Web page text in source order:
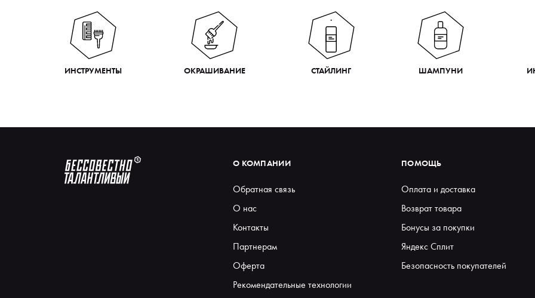
ИНСТРУМЕНТЫ ОКРАШИВАНИЕ СТАЙЛИНГ ШАМПУНИ
О КОМПАНИИ
Обратная связь
О нас
Контакты
Партнерам
Оферта
Рекомендательные технологии
ПОМОЩЬ
Оплата и доставка
Возврат товара
Бонусы за покупки
Яндекс Сплит
Безопасность покупателей